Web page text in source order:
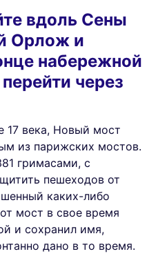
вдоль Сены
Орлож и
набережной
через
17 века, Новый мост
из парижских мостов.
гримасами, с
пешеходов от
каких-либо
мост в свое время
и сохранил имя,
дано в то время.